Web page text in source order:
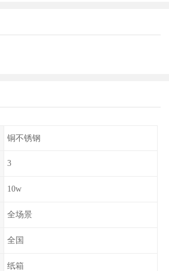
铜不锈钢
3
10w
全场景
全国
纸箱